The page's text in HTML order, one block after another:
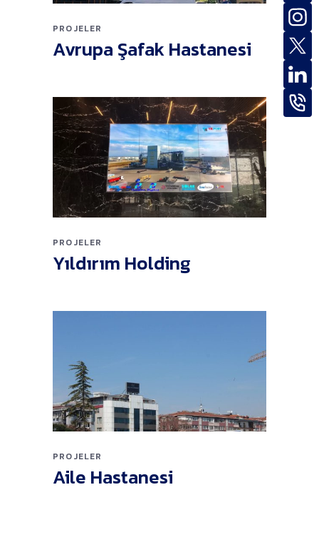
PROJELER
Avrupa Şafak Hastanesi
PROJELER
Yıldırım Holding
PROJELER
Aile Hastanesi